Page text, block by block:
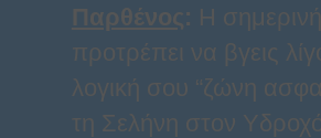
Παρθένος: Η
προτρέπει να βγεις
λογική σου “ζώνη
τη Σελήνη στον